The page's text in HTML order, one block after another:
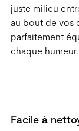
juste milieu
au bout de vos
parfaitement
chaque humeur.
Facile à